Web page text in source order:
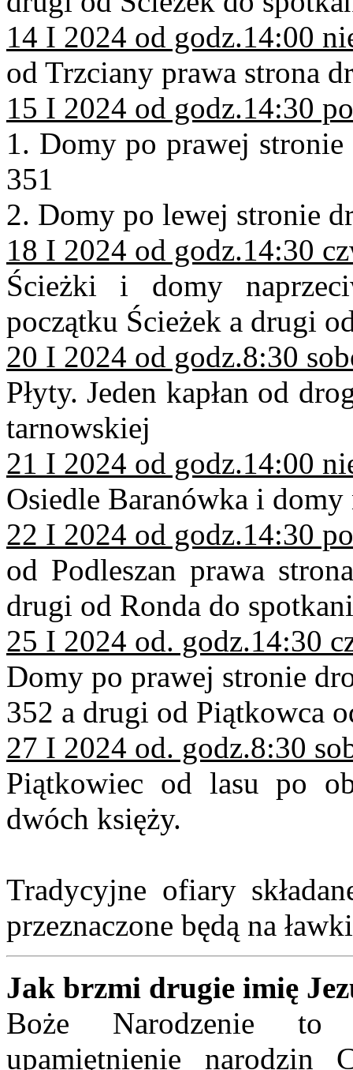
14 I 2024 od godz.14:00
od Trzciany prawa strona
15 I 2024 od godz.14:30
1. Domy po prawej
351
2. Domy po lewej stronie
18 I 2024 od godz.14:30
Ścieżki i domy
początku Ścieżek a drugi
20 I 2024 od godz.8:30
Płyty. Jeden kapłan od
tarnowskiej
21 I 2024 od godz.14:00
Osiedle Baranówka i domy
22 I 2024 od godz.14:30
od Podleszan prawa
drugi od Ronda do
25 I 2024 od. godz.14:30
Domy po prawej stronie
352 a drugi od Piątkowca
27 I 2024 od. godz.8:30
Piątkowiec od lasu po
dwóch księży.
Tradycyjne ofiary
przeznaczone będą na
Jak brzmi drugie imię
Boże Narodzenie to
upamiętnienie narodzin